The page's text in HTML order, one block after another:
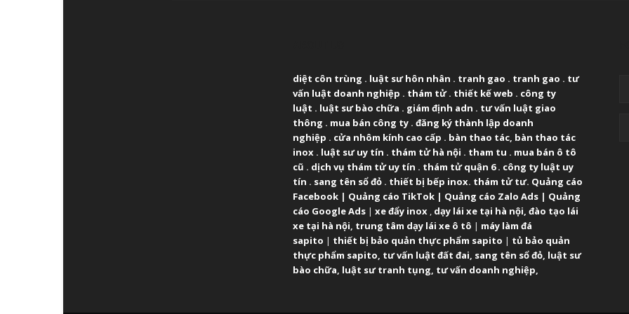
diệt côn trùng . luật sư hôn nhân . tranh gao . tranh gao . tư
vấn luật doanh nghiệp . thám tử. thiết kế web . công ty
luật . luật sư bào chữa . giám định adn . tư vấn luật giao
thông . mua bán công ty . đăng ký thành lập doanh
nghiệp . cửa nhôm kính cao cấp . bàn thao tác, bàn thao tác
inox . luật sư uy tín . thám tử hà nội . tham tu . mua bán ô tô
cũ . dịch vụ thám tử uy tín . thám tử quận 6. công ty luật uy
tín . sang tên sổ đỏ . thiết bị bếp inox. thám tử tư. Quảng cáo
Facebook | Quảng cáo TikTok | Quảng cáo Zalo Ads | Quảng
cáo Google Ads | xe đẩy inox , dạy lái xe tại hà nội, đào tạo lái
xe tại hà nội, trung tâm dạy lái xe ô tô | máy làm đá
sapito | thiết bị bảo quản thực phẩm sapito | tủ bảo quản
thực phẩm sapito, tư vấn luật đất đai, sang tên sổ đỏ, luật sư
bào chữa, luật sư tranh tụng, tư vấn doanh nghiệp,